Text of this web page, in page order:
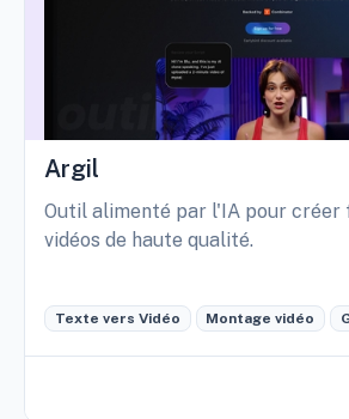
Argil
Outil alimenté par l'IA pour créer
vidéos de haute qualité.
Texte vers Vidéo Montage vidéo